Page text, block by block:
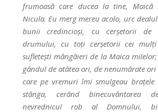
frumoasă care ducea la tine, Maică
Nicula. Eu merg mereu acolo, urc
bunii credincioși, cu cerșetorii de
drumului, cu toți cerșetorii cei mulți
sufletești mângâieri de la Maica
gândul de atâtea ori, de nenumărate
care pe vremuri îmi smulgeau
stânga, cerând binecuvântarea
nevrednicul rob al Domnului,